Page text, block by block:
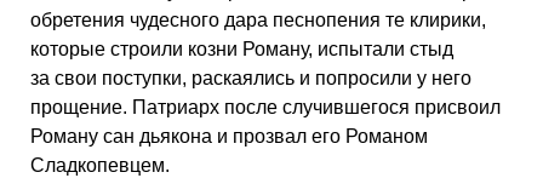
обретения чудесного дара песнопения те клирики,
которые строили козни Роману, испытали стыд
за свои поступки, раскаялись и попросили у него
прощение. Патриарх после случившегося присвоил
Роману сан дьякона и прозвал его Романом
Сладкопевцем.